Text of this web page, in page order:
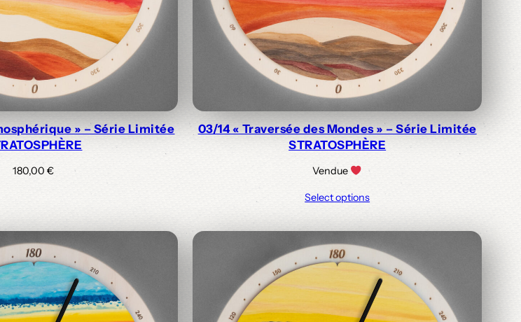
» – Série Limitée
180,00€
03/14 « Traversée des Mondes » – Série Limitée
STRATOSPHÈRE
Vendue
Select options